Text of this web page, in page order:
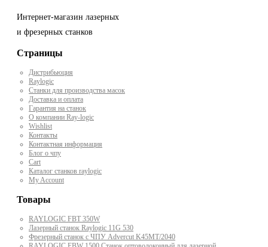
Интернет-магазин лазерных
и фрезерных станков
Страницы
Дистрибьюция
Raylogic
Станки для производства масок
Доставка и оплата
Гарантия на станок
О компании Ray-logic
Wishlist
Контакты
Контактная информация
Блог о чпу
Cart
Каталог станков raylogic
My Account
Товары
RAYLOGIC FBT 350W
Лазерный станок Raylogic 11G 530
Фрезерный станок с ЧПУ Advercut K45MT/2040